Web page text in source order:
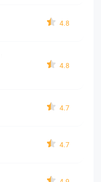
4.8
4.8
4.7
4.7